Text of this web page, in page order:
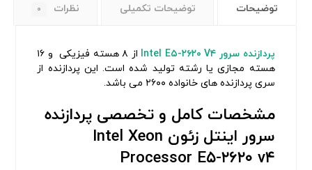
توضیحات توضیحات تکمیلی نظرات ۰
پردازنده سرور Intel E۵-۲۶۲۰ V۴
از ۸ هسته فیزیکی و ۱۶
هسته مجازی یا رشته تولید شده است. این پردازنده از
سری پردازنده های خانواده ۲۶۰۰ می باشد.
مشخصات کامل و تخصصی پردازنده
سرور اینتل زئون Intel Xeon
Processor E۵-۲۶۲۰ v۴